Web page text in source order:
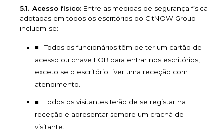
Acesso físico: Entre as medidas de segurança física
adotadas em todos os escritórios do CitNOW Group
incluem-se:
Todos os funcionários têm de ter um cartão de
acesso ou chave FOB para entrar nos escritórios,
exceto se o escritório tiver uma receção com
atendimento.
Todos os visitantes terão de se registar na
receção e apresentar sempre um crachá de
visitante.